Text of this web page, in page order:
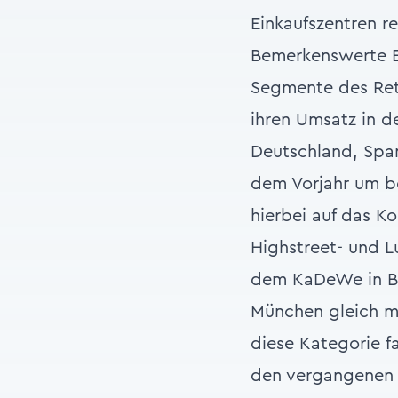
Einkaufszentren
Bemerkenswerte
Segmente des
ihren Umsatz in
Deutschland,
dem Vorjahr um
hierbei auf das
Highstreet- und
dem KaDeWe in
München gleich
diese Kategorie
den